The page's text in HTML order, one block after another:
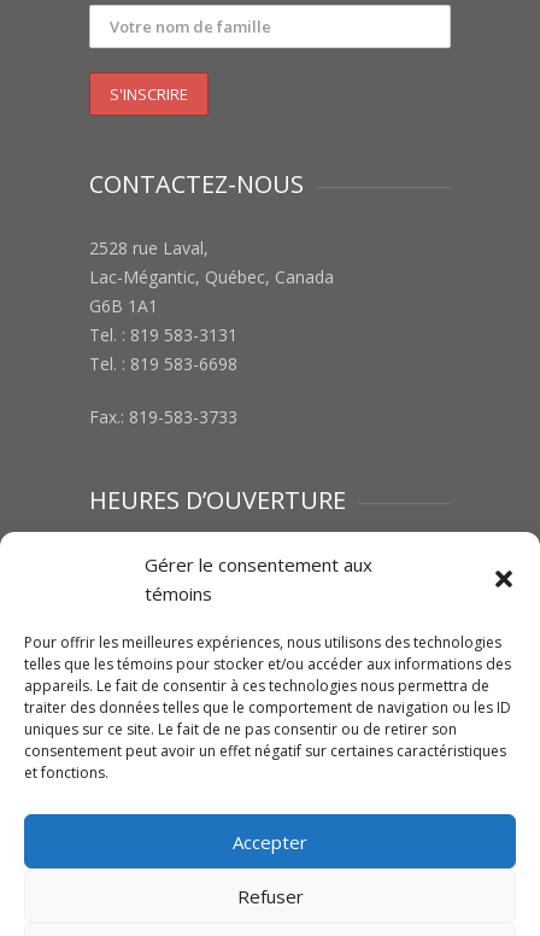
Gérer le consentement aux
témoins
Pour offrir les meilleures expériences, nous utilisons des technologies
telles que les témoins pour stocker et/ou accéder aux informations des
appareils. Le fait de consentir à ces technologies nous permettra de
traiter des données telles que le comportement de navigation ou les ID
uniques sur ce site. Le fait de ne pas consentir ou de retirer son
consentement peut avoir un effet négatif sur certaines caractéristiques
et fonctions.
Accepter
Refuser
CONTACTEZ-NOUS
2528 rue Laval,
Lac-Mégantic, Québec, Canada
G6B 1A1
Tel. : 819 583-3131
Tel. : 819 583-6698
Fax.: 819-583-3733
HEURES D’OUVERTURE
Dimanche : Fermé
SUIVEZ-NOUS SUR FACEBOOK
Traction Mégantic-Mahindra
Cliquez pour accepter les témoins
marketing et activer ce contenu